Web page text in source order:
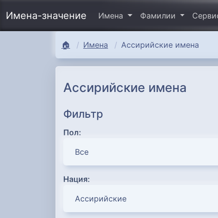
Имена-значение Имена Фамилии
🏠 Имена Ассирийские имена
Ассирийские имена
Фильтр
Пол:
Нация: